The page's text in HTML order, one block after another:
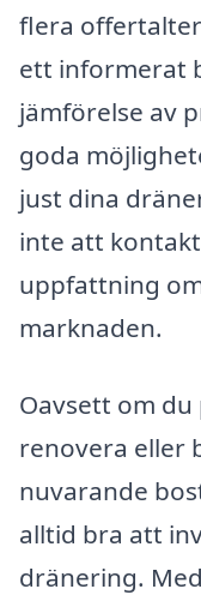
flera
ett informerat
jämförelse av
goda
just dina
inte att
uppfattning
marknaden.
Oavsett om
renovera eller
nuvarande
alltid bra att
dränering.